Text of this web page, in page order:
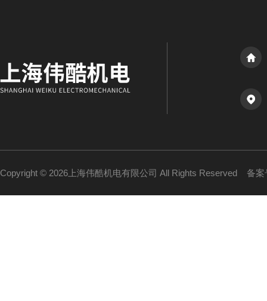
Copyright © 2026上海伟酷机电有限公司 All Rights Reserved 备案